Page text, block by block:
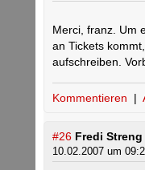
Merci, franz. Um
an Tickets
aufschreiben.
Kommentieren |
#26 Fredi Streng
10.02.2007 um